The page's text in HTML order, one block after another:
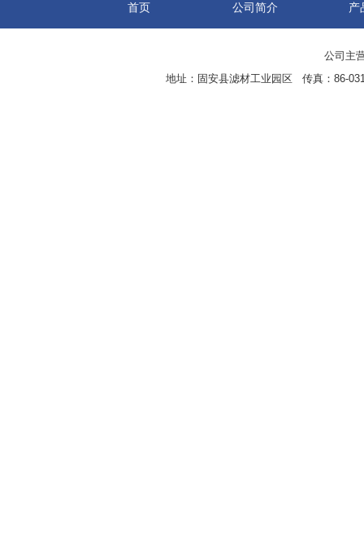
首页 公司简介 产
公司主
地址：固安县滤材工业园区 传真：86-